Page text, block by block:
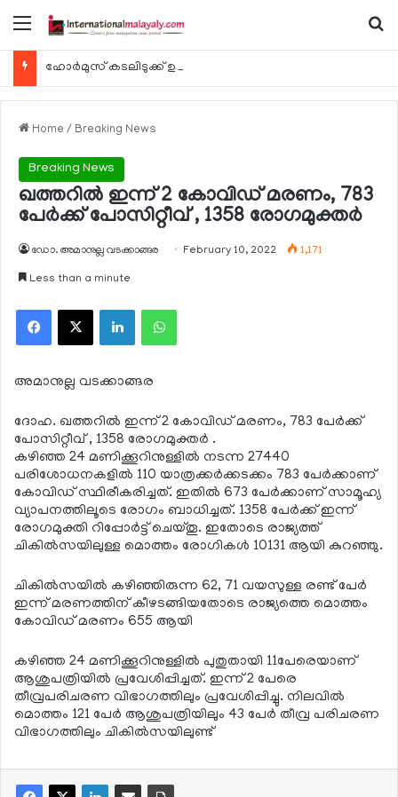
Menu
ഹോര്‍മുസ് കടലിടുക്ക് ഉടന്‍ തുറന്നേക്കും
Home / Breaking News
Breaking News
ഖത്തറില്‍ ഇന്ന് 2 കോവിഡ് മരണം, 783
പേര്‍ക്ക് പോസിറ്റീവ് , 1358 രോഗമുക്തര്‍
ഡോ. അമാനുല്ല വടക്കാങ്ങര February 10, 2022 1,171
Less than a minute
Facebook
X LinkedInWhatsApp
അമാനുല്ല വടക്കാങ്ങര
ദോഹ. ഖത്തറില്‍ ഇന്ന് 2 കോവിഡ് മരണം, 783 പേര്‍ക്ക്
പോസിറ്റീവ് , 1358 രോഗമുക്തര്‍ .
കഴിഞ്ഞ 24 മണിക്കൂറിനുള്ളില്‍ നടന്ന 27440
പരിശോധനകളില്‍ 110 യാത്രക്കര്‍ക്കടക്കം 783 പേര്‍ക്കാണ്
കോവിഡ് സ്ഥിരീകരിച്ചത്. ഇതില്‍ 673 പേര്‍ക്കാണ് സാമൂഹ്യ
വ്യാപനത്തിലൂടെ രോഗം ബാധിച്ചത്. 1358 പേര്‍ക്ക് ഇന്ന്
രോഗമുക്തി റിപ്പോര്‍ട്ട് ചെയ്തൂ. ഇതോടെ രാജ്യത്ത്
ചികില്‍സയിലുള്ള മൊത്തം രോഗികള്‍ 10131 ആയി കുറഞ്ഞു.
ചികില്‍സയില്‍ കഴിഞ്ഞിരുന്ന 62, 71 വയസുള്ള രണ്ട് പേര്‍
ഇന്ന് മരണത്തിന് കീഴടങ്ങിയതോടെ രാജ്യത്തെ മൊത്തം
കോവിഡ് മരണം 655 ആയി
കഴിഞ്ഞ 24 മണിക്കൂറിനുള്ളില്‍ പുതുതായി 11പേരെയാണ്
ആശുപത്രിയില്‍ പ്രവേശിപ്പിച്ചത്. ഇന്ന് 2 പേരെ
തീവ്രപരിചരണ വിഭാഗത്തിലും പ്രവേശിപ്പിച്ചു. നിലവില്‍
മൊത്തം 121 പേര്‍ ആശുപത്രിയിലും 43 പേര്‍ തീവ്ര പരിചരണ
വിഭാഗത്തിലും ചികില്‍സയിലുണ്ട്